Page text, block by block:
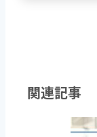
関連記事